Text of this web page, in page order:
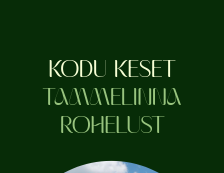
SISEVIIMISTLUS
PLAANID
ASUKOHT
KONTAKT
KODU KESET
TAMMELINNA
ROHELUST